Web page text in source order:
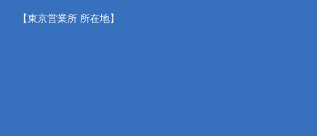
【東京営業所 所在地】